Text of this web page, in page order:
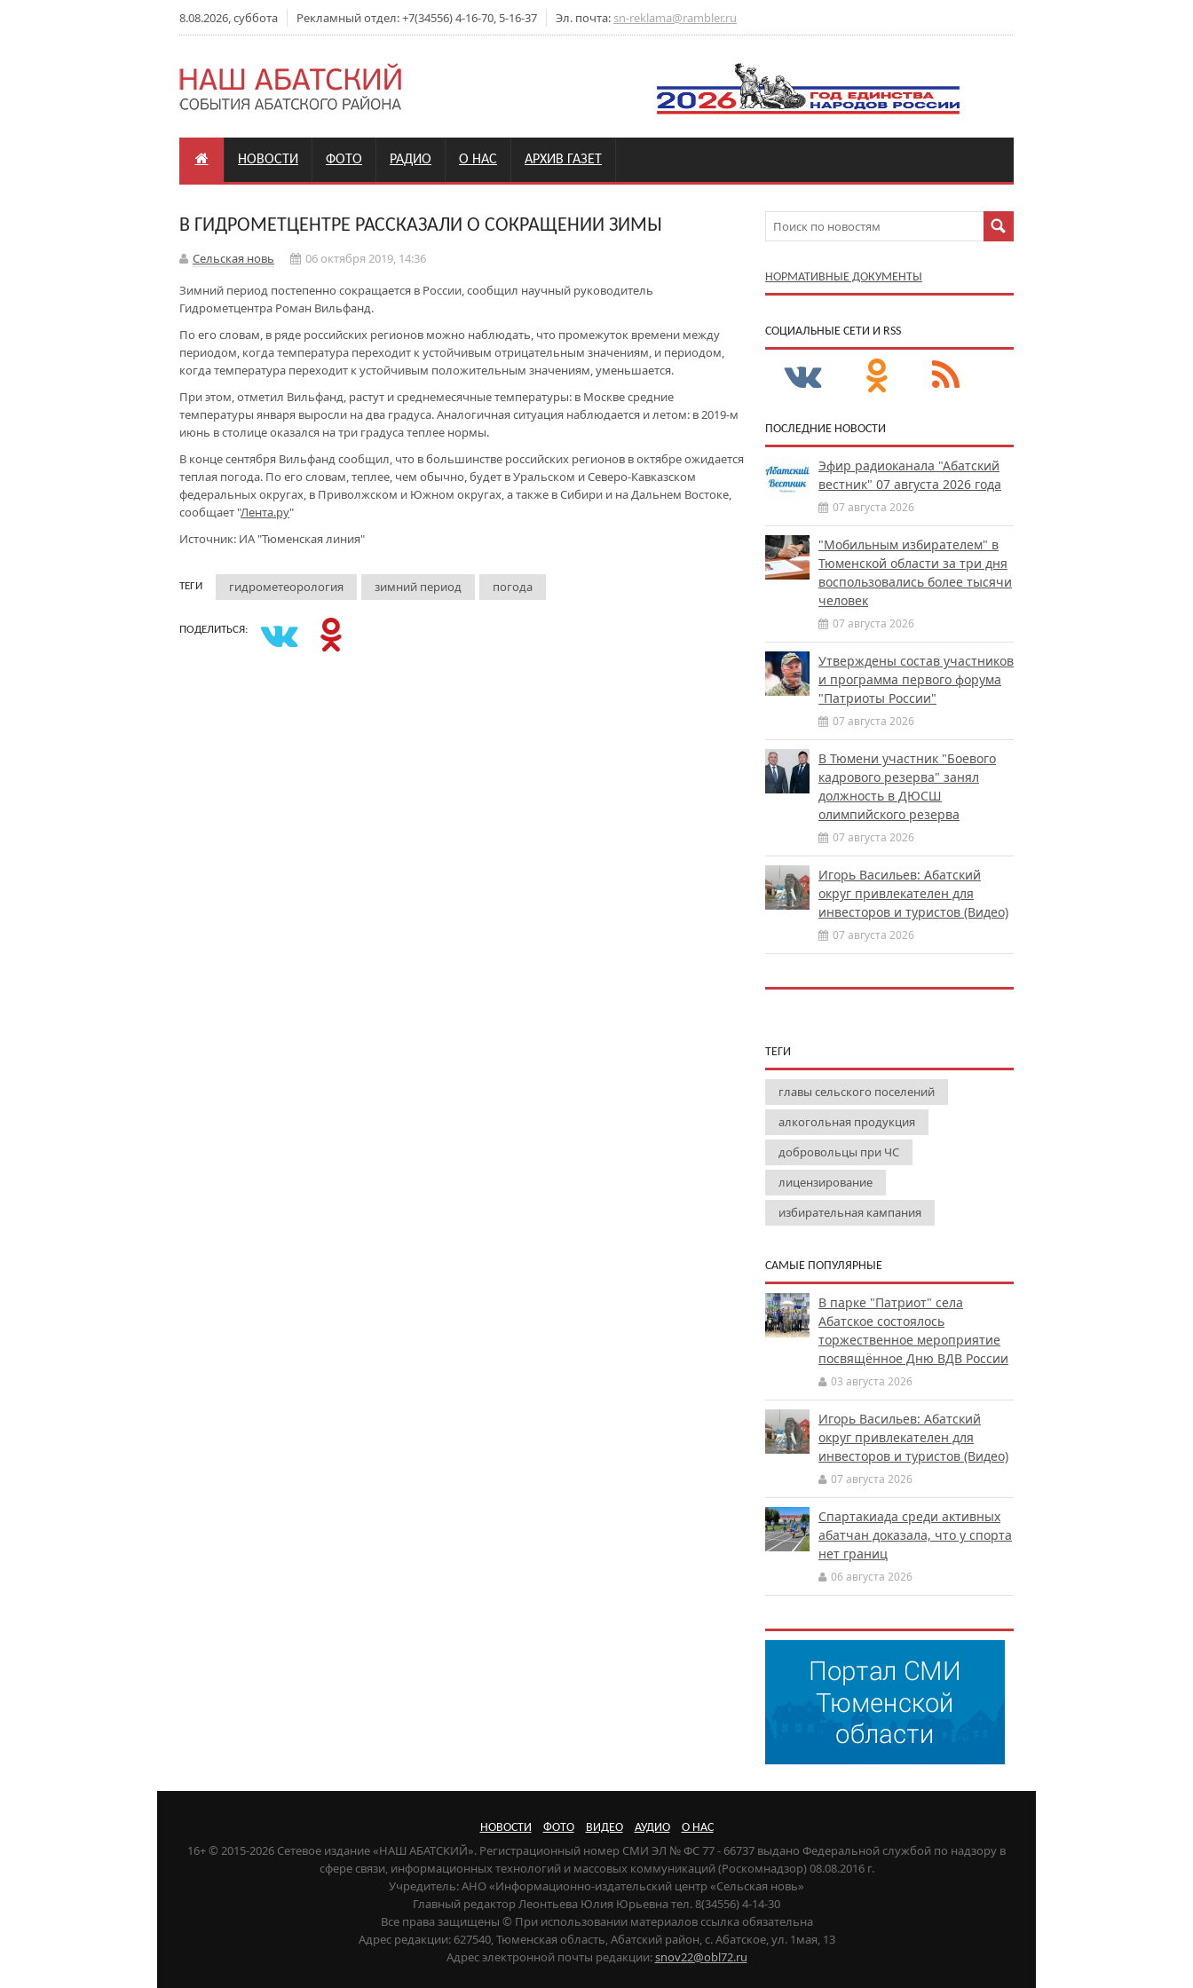
8.08.2026, суббота Рекламный отдел: +7(34556) 4-16-70, 5-16-37 Эл. почта: sn-reklama@rambler.ru
НОВОСТИ ФОТО РАДИО О НАС АРХИВ ГАЗЕТ
В ГИДРОМЕТЦЕНТРЕ РАССКАЗАЛИ О СОКРАЩЕНИИ ЗИМЫ
Сельская новь
06 октября 2019, 14:36
Зимний период постепенно сокращается в России, сообщил научный руководитель
Гидрометцентра Роман Вильфанд.
По его словам, в ряде российских регионов можно наблюдать, что промежуток времени между
периодом, когда температура переходит к устойчивым отрицательным значениям, и периодом,
когда температура переходит к устойчивым положительным значениям, уменьшается.
При этом, отметил Вильфанд, растут и среднемесячные температуры: в Москве средние
температуры января выросли на два градуса. Аналогичная ситуация наблюдается и летом: в 2019-м
июнь в столице оказался на три градуса теплее нормы.
В конце сентября Вильфанд сообщил, что в большинстве российских регионов в октябре ожидается
теплая погода. По его словам, теплее, чем обычно, будет в Уральском и Северо-Кавказском
федеральных округах, в Приволжском и Южном округах, а также в Сибири и на Дальнем Востоке,
сообщает "Лента.ру"
Источник: ИА "Тюменская линия"
ТЕГИ гидрометеорология зимний период погода
ПОДЕЛИТЬСЯ:
НОРМАТИВНЫЕ ДОКУМЕНТЫ
CОЦИАЛЬНЫЕ СЕТИ И RSS
ПОСЛЕДНИЕ НОВОСТИ
Эфир радиоканала "Абатский
вестник" 07 августа 2026 года
07 августа 2026
"Мобильным избирателем" в
Тюменской области за три дня
воспользовались более тысячи
человек
07 августа 2026
Утверждены состав участников
и программа первого форума
"Патриоты России"
07 августа 2026
В Тюмени участник "Боевого
кадрового резерва" занял
должность в ДЮСШ
олимпийского резерва
07 августа 2026
Игорь Васильев: Абатский
округ привлекателен для
инвесторов и туристов (Видео)
07 августа 2026
ТЕГИ
главы сельского поселений
алкогольная продукция
добровольцы при ЧС
лицензирование
избирательная кампания
САМЫЕ ПОПУЛЯРНЫЕ
В парке "Патриот" села
Абатское состоялось
торжественное мероприятие
посвящённое Дню ВДВ России
03 августа 2026
Игорь Васильев: Абатский
округ привлекателен для
инвесторов и туристов (Видео)
07 августа 2026
Спартакиада среди активных
абатчан доказала, что у спорта
нет границ
06 августа 2026
НОВОСТИ ФОТО ВИДЕО АУДИО О НАС
16+ © 2015-2026 Сетевое издание «НАШ АБАТСКИЙ». Регистрационный номер СМИ ЭЛ № ФС 77 - 66737 выдано Федеральной службой по надзору в
сфере связи, информационных технологий и массовых коммуникаций (Роскомнадзор) 08.08.2016 г.
Учредитель: АНО «Информационно-издательский центр «Сельская новь»
Главный редактор Леонтьева Юлия Юрьевна тел. 8(34556) 4-14-30
Все права защищены © При использовании материалов ссылка обязательна
Адрес редакции: 627540, Тюменская область, Абатский район, с. Абатское, ул. 1мая, 13
Адрес электронной почты редакции:snov22@obl72.ru